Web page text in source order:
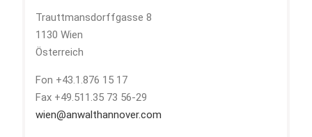
Trauttmansdorffgasse 8
1130 Wien
Österreich
Fon +43.1.876 15 17
Fax +49.511.35 73 56-29
wien@anwalthannover.com